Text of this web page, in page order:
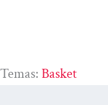
Temas: Basket